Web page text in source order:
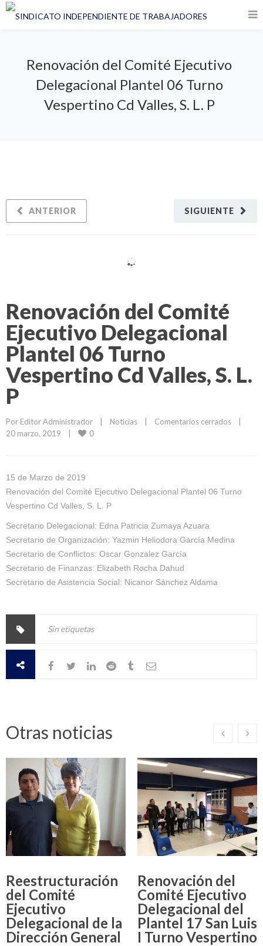
Renovación del Comité Ejecutivo
Delegacional Plantel 06 Turno
Vespertino Cd Valles, S. L. P
SIGUIENTE
ANTERIOR
Renovación del Comité
Ejecutivo Delegacional
Plantel 06 Turno
Vespertino Cd Valles, S. L.
P
Por Editor Administrador Noticias Comentarios cerrados
20 marzo, 2019
0
15 de Marzo de 2019
Renovación del Comité Ejecutivo Delegacional Plantel 06 Turno
Vespertino Cd Valles, S. L. P
Secretario Delegacional: Edna Patricia Zumaya Azuara
Secretario de Organización: Yazmin Heliodora García Medina
Secretario de Conflictos: Oscar Gonzalez García
Secretario de Finanzas: Elizabeth Rocha Dahud
Secretario de Asistencia Social: Nicanor Sánchez Aldama
Sin etiquetas
Otras noticias
Reestructuración
del Comité
Ejecutivo
Delegacional de la
Dirección General
Renovación del
Comité Ejecutivo
Delegacional del
Plantel 17 San Luis
I Turno Vespertino